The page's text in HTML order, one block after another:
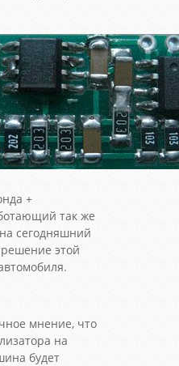
+
так же
сегодняшний
этой
мнение, что
на
будет